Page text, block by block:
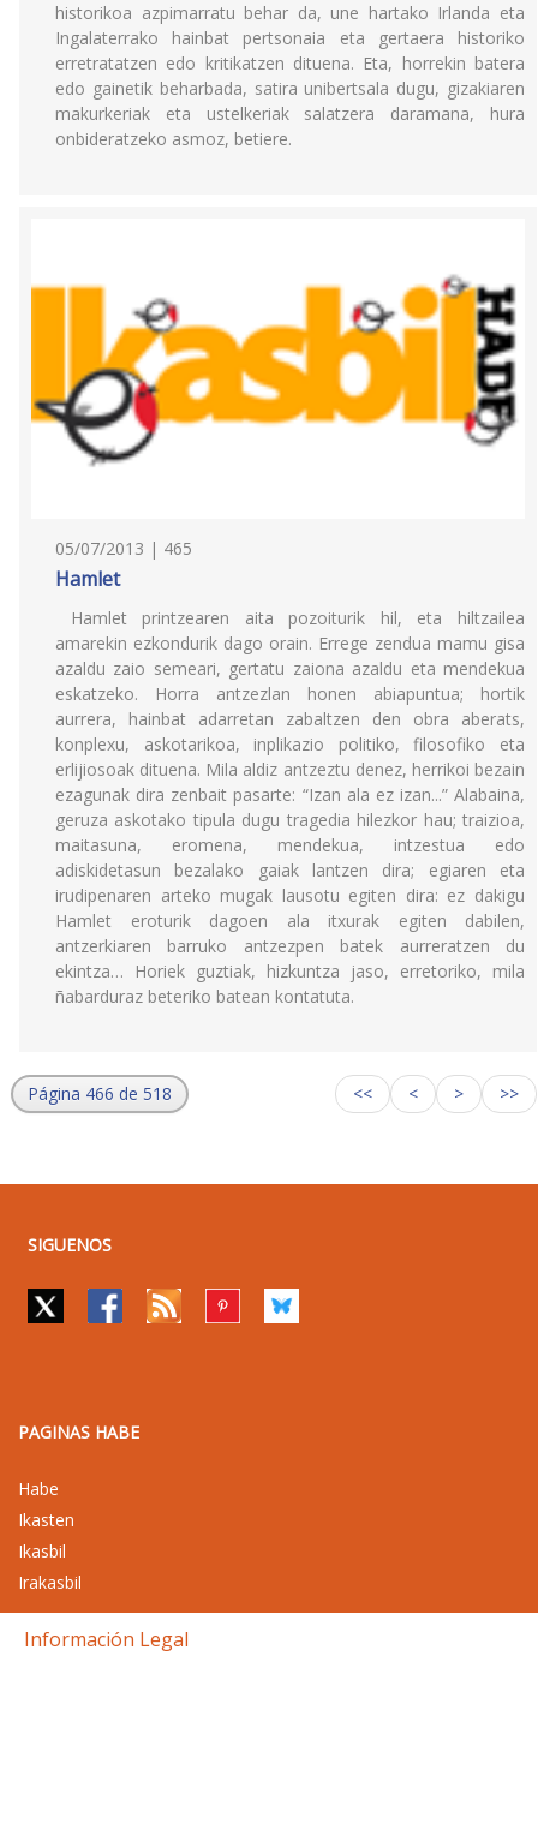
historikoa azpimarratu behar da, une hartako Irlanda eta
Ingalaterrako hainbat pertsonaia eta gertaera historiko
erretratatzen edo kritikatzen dituena. Eta, horrekin batera
edo gainetik beharbada, satira unibertsala dugu, gizakiaren
makurkeriak eta ustelkeriak salatzera daramana, hura
onbideratzeko asmoz, betiere.
05/07/2013 | 465
Hamlet
Hamlet printzearen aita pozoiturik hil, eta hiltzailea
amarekin ezkondurik dago orain. Errege zendua mamu gisa
azaldu zaio semeari, gertatu zaiona azaldu eta mendekua
eskatzeko. Horra antzezlan honen abiapuntua; hortik
aurrera, hainbat adarretan zabaltzen den obra aberats,
konplexu, askotarikoa, inplikazio politiko, filosofiko eta
erlijiosoak dituena. Mila aldiz antzeztu denez, herrikoi bezain
ezagunak dira zenbait pasarte: “Izan ala ez izan...” Alabaina,
geruza askotako tipula dugu tragedia hilezkor hau; traizioa,
maitasuna, eromena, mendekua, intzestua edo
adiskidetasun bezalako gaiak lantzen dira; egiaren eta
irudipenaren arteko mugak lausotu egiten dira: ez dakigu
Hamlet eroturik dagoen ala itxurak egiten dabilen,
antzerkiaren barruko antzezpen batek aurreratzen du
ekintza… Horiek guztiak, hizkuntza jaso, erretoriko, mila
ñabarduraz beteriko batean kontatuta.
Página 466 de 518 << < > >>
SIGUENOS
PAGINAS HABE
Habe
Ikasten
Ikasbil
Irakasbil
Información Legal